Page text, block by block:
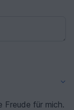
Freude für mich.